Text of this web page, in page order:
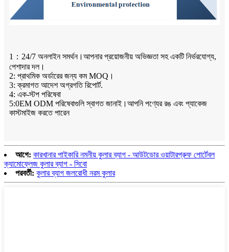
1：24/7 অনলাইন সমর্থন।আপনার প্রয়োজনীয় অভিজ্ঞতা সহ একটি নির্ভরযোগ্য,
পেশাদার দল।
2: প্রাথমিক অর্ডারের জন্য কম MOQ।
3: ক্রমাগত আদেশ অগ্রগতি রিপোর্ট.
4: এক-স্টপ পরিষেবা
5:0EM ODM পরিষেবাগুলি স্বাগত জানাই।আপনি পণ্যের রঙ এবং প্যাকেজ
কাস্টমাইজ করতে পারেন
আগে: কারখানার পাইকারি নমনীয় কুলার ব্যাগ - আউটডোর ওয়াটারপ্রুফ পোর্টেবল
ক্যামোফ্লেজ কুলার ব্যাগ - সিবো
পরবর্তী: কুলার ব্যাগ জলরোধী নরম কুলার